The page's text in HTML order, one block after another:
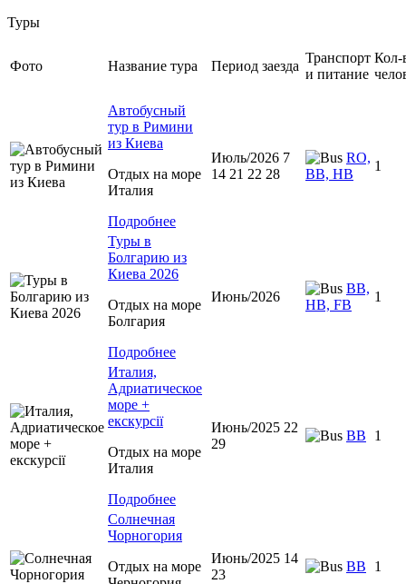
Туры
Фото Название тура Период заезда
Транспорт
и питание
Кол-
Автобусный
тур в Римини
из Киева
Отдых на море
Италия
Подробнее
Июль/2026 7
14 21 22 28
RO,
BB, HB
1
Туры в
Болгарию из
Киева 2026
Отдых на море
Болгария
Подробнее
Июнь/2026
BB,
HB, FB
1
Италия,
Адриатическое
море +
екскурсії
Отдых на море
Италия
Подробнее
Июнь/2025 22
29
BB 1
Солнечная
Чорногория
Отдых на море
Июнь/2025 14
23
BB 1